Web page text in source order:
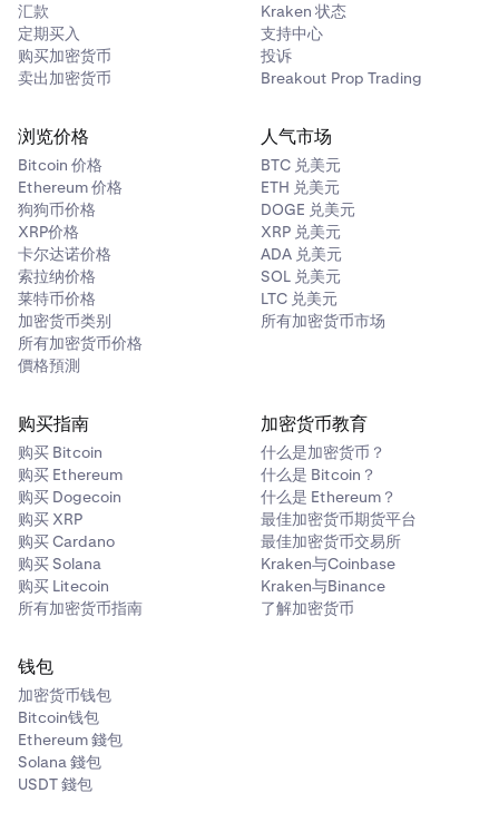
汇款
定期买入
购买加密货币
卖出加密货币
Kraken 状态
支持中心
投诉
Breakout Prop Trading
浏览价格
Bitcoin 价格
Ethereum 价格
狗狗币价格
XRP价格
卡尔达诺价格
索拉纳价格
莱特币价格
加密货币类别
所有加密货币价格
價格預測
人气市场
BTC 兑美元
ETH 兑美元
DOGE 兑美元
XRP 兑美元
ADA 兑美元
SOL 兑美元
LTC 兑美元
所有加密货币市场
购买指南
购买 Bitcoin
购买 Ethereum
购买 Dogecoin
购买 XRP
购买 Cardano
购买 Solana
购买 Litecoin
所有加密货币指南
加密货币教育
什么是加密货币？
什么是 Bitcoin？
什么是 Ethereum？
最佳加密货币期货平台
最佳加密货币交易所
Kraken与Coinbase
Kraken与Binance
了解加密货币
钱包
加密货币钱包
Bitcoin钱包
Ethereum 錢包
Solana 錢包
USDT 錢包